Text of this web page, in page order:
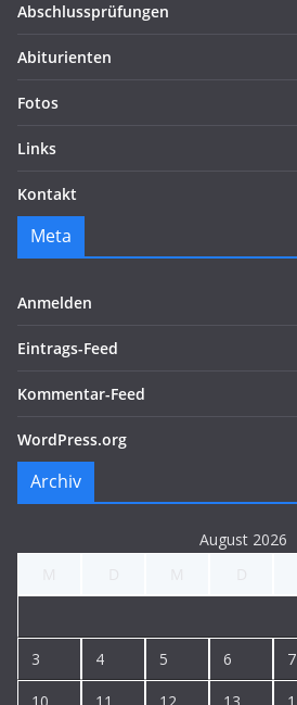
Abschlussprüfungen
Abiturienten
Fotos
Links
Kontakt
Meta
Anmelden
Eintrags-Feed
Kommentar-Feed
WordPress.org
Archiv
August 2026
3 4 5 6 7